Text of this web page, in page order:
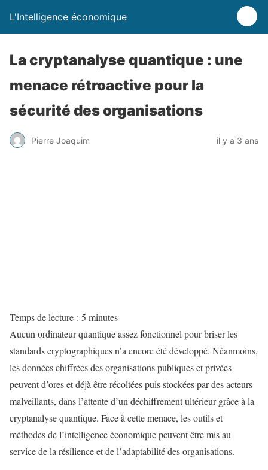
L'Intelligence économique
La cryptanalyse quantique : une
menace rétroactive pour la
sécurité des organisations
Pierre Joaquim il y a 3 ans
Temps de lecture : 5 minutes
Aucun ordinateur quantique assez fonctionnel pour briser les
standards cryptographiques n’a encore été développé. Néanmoins,
les données chiffrées des organisations publiques et privées
peuvent d’ores et déjà être récoltées puis stockées par des acteurs
malveillants, dans l’attente d’un déchiffrement ultérieur grâce à la
cryptanalyse quantique. Face à cette menace, les outils et
méthodes de l’intelligence économique peuvent être mis au
service de la résilience et de l’adaptabilité des organisations.